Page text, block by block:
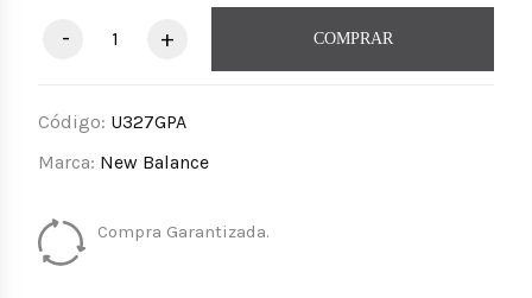
- + COMPRAR
Código: U327GPA
Marca: New Balance
Compra Garantizada.